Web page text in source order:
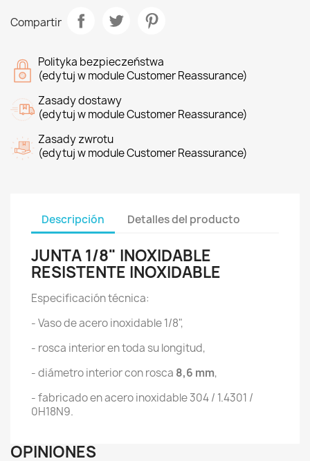
Compartir
Polityka bezpieczeństwa
(edytuj w module Customer Reassurance)
Zasady dostawy
(edytuj w module Customer Reassurance)
Zasady zwrotu
(edytuj w module Customer Reassurance)
Descripción Detalles del producto
JUNTA 1/8" INOXIDABLE
RESISTENTE INOXIDABLE
Especificación técnica:
- Vaso de acero inoxidable 1/8",
- rosca interior en toda su longitud,
- diámetro interior con rosca 8,6 mm,
- fabricado en acero inoxidable 304 / 1.4301 /
0H18N9.
OPINIONES